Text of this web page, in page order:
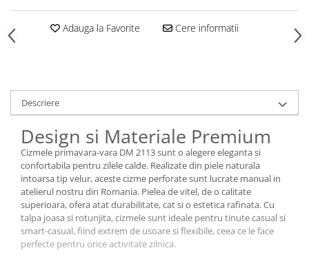
Adauga la Favorite Cere informatii
Descriere
Design si Materiale Premium
Cizmele primavara-vara DM 2113 sunt o alegere eleganta si
confortabila pentru zilele calde. Realizate din piele naturala
intoarsa tip velur, aceste cizme perforate sunt lucrate manual in
atelierul nostru din Romania. Pielea de vitel, de o calitate
superioara, ofera atat durabilitate, cat si o estetica rafinata. Cu
talpa joasa si rotunjita, cizmele sunt ideale pentru tinute casual si
smart-casual, fiind extrem de usoare si flexibile, ceea ce le face
perfecte pentru orice activitate zilnica.